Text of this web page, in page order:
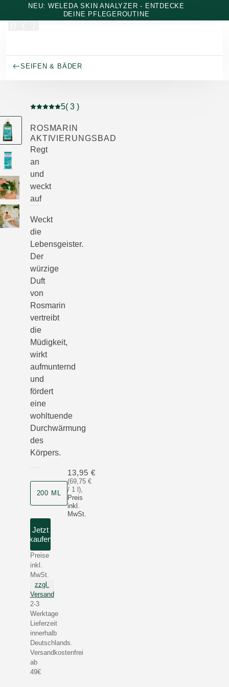
Zum Hauptinhalt wechseln
NEU: WELEDA SKIN ANALYZER - ENTDECKE
DEINE PFLEGEROUTINE
SEIFEN & BÄDER
Aktuelle Bewertung: 5 von 5 Sternen bewertet von 3
5( 3 )
ROSMARIN
AKTIVIERUNGSBAD
Regt
an
und
weckt
auf
Weckt
die
Lebensgeister.
Der
würzige
Duft
von
Rosmarin
vertreibt
die
Müdigkeit,
wirkt
aufmunternd
und
fördert
eine
wohltuende
Durchwärmung
des
Körpers.
200 ML
(69,75 €
/ 1 l),
Preis
inkl.
MwSt.
13,95 €
Jetzt
kaufen
Preise
inkl.
MwSt.
zzgl.
Versand
2-3
Werktage
Lieferzeit
innerhalb
Deutschlands.
Versandkostenfrei
ab
49€